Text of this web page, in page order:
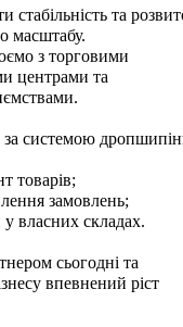
стабільність та
масштабу.
з торговими
центрами та
системою
товарів;
замовлень;
у власних складах.
сьогодні та
впевнений ріст